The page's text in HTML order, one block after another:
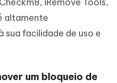
altamente
sua facilidade de uso e
um bloqueio de